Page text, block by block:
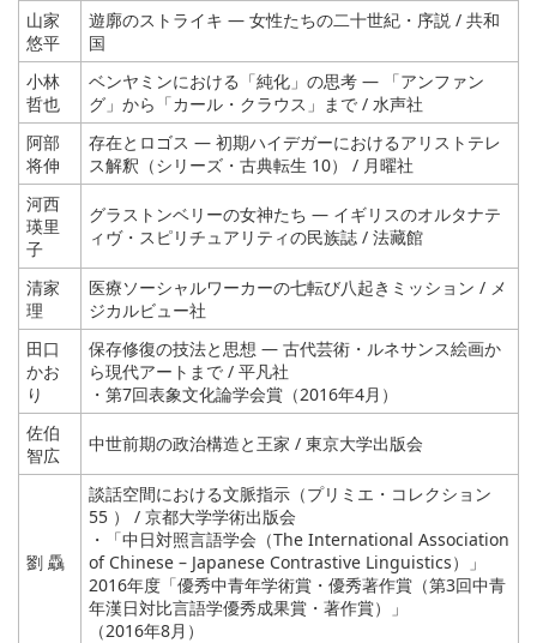
山家
悠平
遊廓のストライキ ― 女性たちの二十世紀・序説 / 共和
国
小林
哲也
ベンヤミンにおける「純化」の思考 ― 「アンファン
グ」から「カール・クラウス」まで / 水声社
阿部
将伸
存在とロゴス ― 初期ハイデガーにおけるアリストテレ
ス解釈（シリーズ・古典転生 10） / 月曜社
河西
瑛里
子
グラストンベリーの女神たち ― イギリスのオルタナテ
ィヴ・スピリチュアリティの民族誌 / 法藏館
清家
理
医療ソーシャルワーカーの七転び八起きミッション / メ
ジカルビュー社
田口
かお
り
保存修復の技法と思想 ― 古代芸術・ルネサンス絵画か
ら現代アートまで / 平凡社
・第7回表象文化論学会賞（2016年4月）
佐伯
智広
中世前期の政治構造と王家 / 東京大学出版会
劉 驫
談話空間における文脈指示（プリミエ・コレクション
55 ） / 京都大学学術出版会
・「中日対照言語学会（The International Association
of Chinese – Japanese Contrastive Linguistics）」
2016年度「優秀中青年学術賞・優秀著作賞（第3回中青
年漢日対比言語学優秀成果賞・著作賞）」
（2016年8月）